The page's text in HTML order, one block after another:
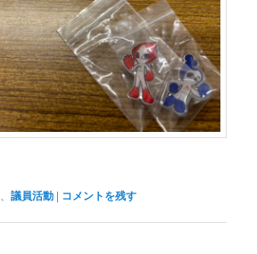
、議員活動 | コメントを残す